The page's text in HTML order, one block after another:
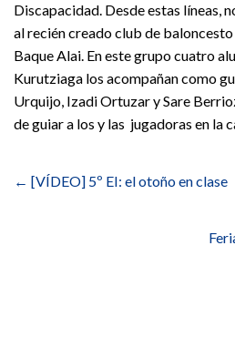
Discapacidad. Desde estas líneas,
al recién creado club de
Baque Alai. En este grupo cuatro
Kurutziaga los acompañan como
Urquijo, Izadi Ortuzar y Sare
de guiar a los y las jugadoras en la
de
← [VÍDEO] 5º EI: el otoño en clase